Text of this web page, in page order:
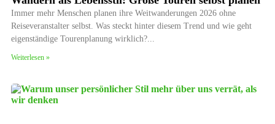
Immer mehr Menschen planen ihre Weitwanderungen 2026 ohne
Reiseveranstalter selbst. Was steckt hinter diesem Trend und wie geht
eigenständige Tourenplanung wirklich?
Weiterlesen »